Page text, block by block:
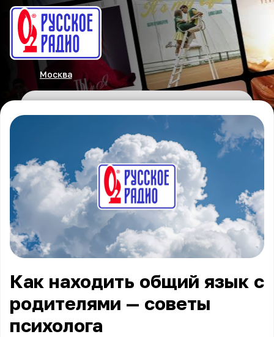
Москва
Как находить общий язык с
родителями — советы
психолога